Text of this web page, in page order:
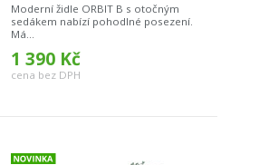
Moderní židle ORBIT B s otočným
sedákem nabízí pohodlné posezení.
Má...
1 390 Kč
cena bez DPH